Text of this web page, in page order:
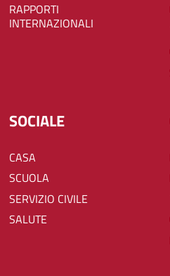
RAPPORTI
INTERNAZIONALI
SOCIALE
CASA
SCUOLA
SERVIZIO CIVILE
SALUTE